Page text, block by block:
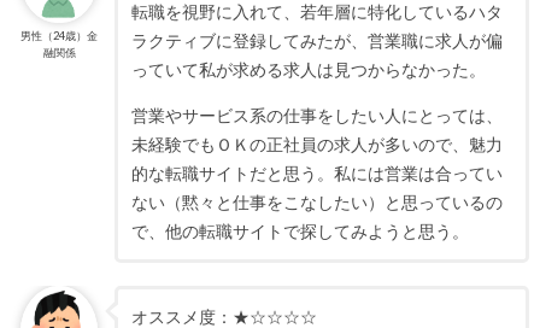
男性（24歳）金
融関係
転職を視野に入れて、若年層に特化しているハタ
ラクティブに登録してみたが、営業職に求人が偏
っていて私が求める求人は見つからなかった。
営業やサービス系の仕事をしたい人にとっては、
未経験でもＯＫの正社員の求人が多いので、魅力
的な転職サイトだと思う。私には営業は合ってい
ない（黙々と仕事をこなしたい）と思っているの
で、他の転職サイトで探してみようと思う。
オススメ度：★☆☆☆☆